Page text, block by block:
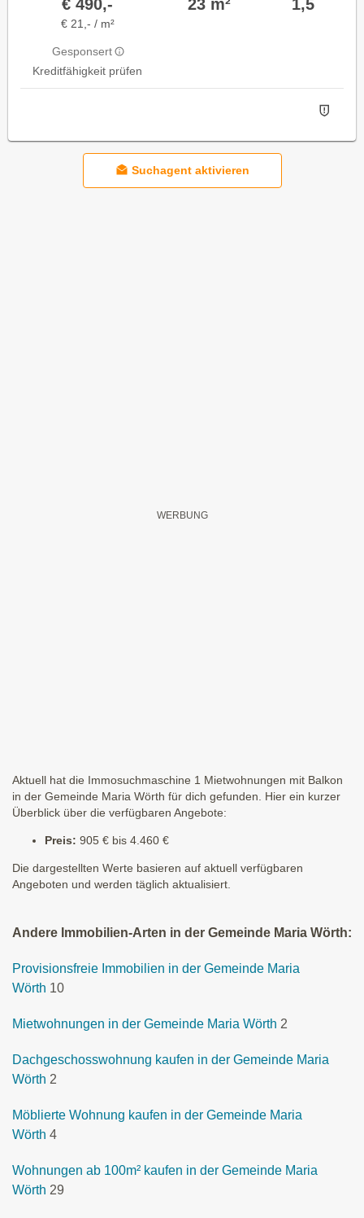
€ 490,-
€ 21,- / m²
Gesponsert
Kreditfähigkeit prüfen
23 m² 1,5
Suchagent aktivieren
Aktuell hat die Immosuchmaschine 1 Mietwohnungen mit Balkon
in der Gemeinde Maria Wörth für dich gefunden. Hier ein kurzer
Überblick über die verfügbaren Angebote:
Preis: 905 € bis 4.460 €
Die dargestellten Werte basieren auf aktuell verfügbaren
Angeboten und werden täglich aktualisiert.
Andere Immobilien-Arten in der Gemeinde Maria Wörth:
Provisionsfreie Immobilien in der Gemeinde Maria
Wörth 10
Mietwohnungen in der Gemeinde Maria Wörth 2
Dachgeschosswohnung kaufen in der Gemeinde Maria
Wörth 2
Möblierte Wohnung kaufen in der Gemeinde Maria
Wörth 4
Wohnungen ab 100m² kaufen in der Gemeinde Maria
Wörth 29